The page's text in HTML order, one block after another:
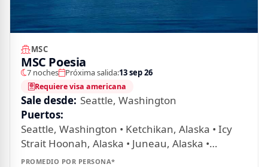
Escríbenos por whatsapp
MSC
MSC Poesia
7 noches Próxima salida:13 sep 26
Requiere visa americana
Sale desde: Seattle, Washington
Puertos:
Seattle, Washington • Ketchikan, Alaska • Icy
Strait Hoonah, Alaska • Juneau, Alaska •
Victoria, Canadá
PROMEDIO POR PERSONA*